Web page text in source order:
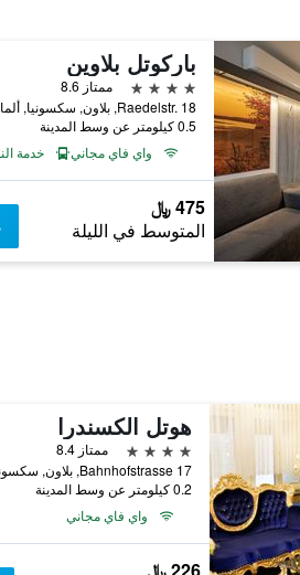
باركوتل بلاوين
4 نجوم
ممتاز 8.6
Raedelstr. 18, بلاون, سكسونيا, ألمانيا
0.5 كيلومتر عن وسط المدينة
واي فاي مجاني
خدمة
475 ﷼
المتوسط في الليلة
هوتل الكسندرا
4 نجوم
ممتاز 8.4
Bahnhofstrasse 17, بلاون, سكسونيا, ألمانيا
0.2 كيلومتر عن وسط المدينة
واي فاي مجاني